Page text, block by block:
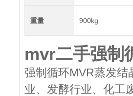
重量 900kg
mvr二手强制
强制循环MVR蒸发结
业、发酵行业、化工